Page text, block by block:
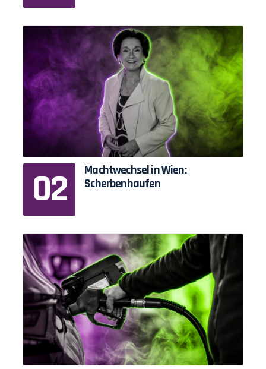
Machtwechsel in Wien:
Scherbenhaufen